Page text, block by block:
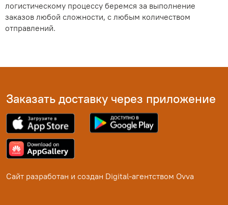
логистическому процессу беремся за выполнение
заказов любой сложности, с любым количеством
отправлений.
Заказать доставку через приложение
Сайт разработан и создан Digital-агентством Ovva